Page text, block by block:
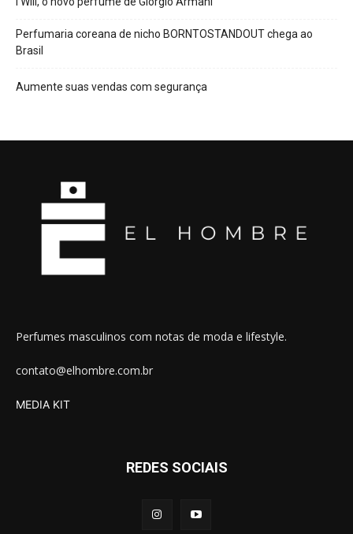
Perfumaria coreana de nicho BORNTOSTANDOUT chega ao
Brasil
Aumente suas vendas com segurança
Perfumes masculinos com notas de moda e lifestyle.
contato@elhombre.com.br
MEDIA KIT
REDES SOCIAIS